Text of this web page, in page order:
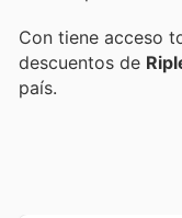
Con tiene acceso
descuentos de
país.